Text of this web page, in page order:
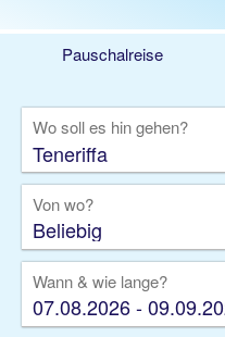
Pauschalreise
Kreuzfahrten
Privattransfer
Wo soll es hin gehen?
Von wo?
Beliebig
Wann & wie lange?
07.08.2026 -